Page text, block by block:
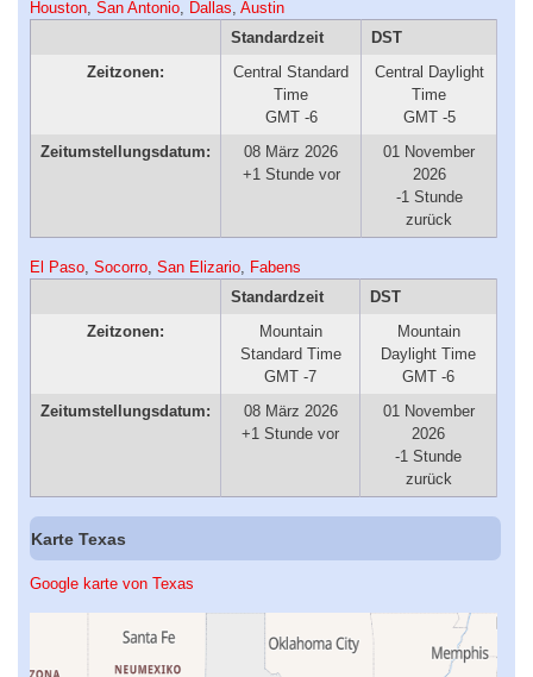
Houston San Antonio Dallas Austin
Standardzeit
DST
Zeitzonen:
Central Standard
Time
GMT -6
Central Daylight
Time
GMT -5
Zeitumstellungsdatum:
08 März 2026
+1 Stunde vor
01 November
2026
-1 Stunde
zurück
El Paso, Socorro, San Elizario, Fabens
Standardzeit
DST
Zeitzonen:
Mountain
Standard Time
GMT -7
Mountain
Daylight Time
GMT -6
Zeitumstellungsdatum:
08 März 2026
+1 Stunde vor
01 November
2026
-1 Stunde
zurück
Karte Texas
Google karte von Texas